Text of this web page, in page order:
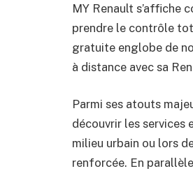
MY Renault s’affiche
prendre le contrôle
gratuite englobe de
à distance avec sa
Parmi ses atouts
découvrir les
milieu urbain ou lors
renforcée. En